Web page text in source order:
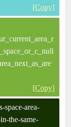
[Copy]
[Copy]
space-area-
the-same-